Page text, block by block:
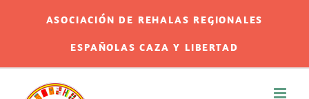
ASOCIACIÓN DE REHALAS REGIONALES
ESPAÑOLAS CAZA Y LIBERTAD